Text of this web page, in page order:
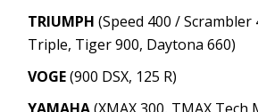
TRIUMPH (Speed 400 / Scrambler
Triple, Tiger 900, Daytona 660)
VOGE(900 DSX, 125 R)